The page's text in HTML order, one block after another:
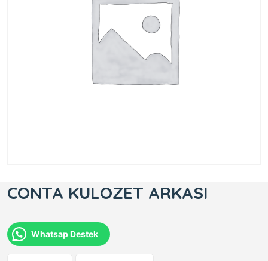
CONTA KULOZET ARKASI
Whatsap Destek